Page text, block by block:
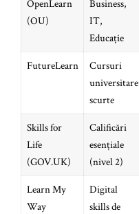
OpenLearn
(OU)
Business,
IT,
Educație
FutureLearn
Cursuri
universitare
scurte
Skills for
Life
(GOV.UK)
Calificări
esențiale
(nivel 2)
Learn My
Way
Digital
skills de